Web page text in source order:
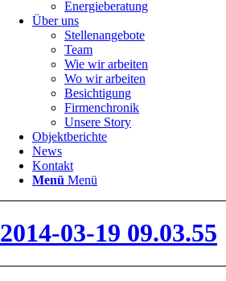
Energieberatung
Über uns
Stellenangebote
Team
Wie wir arbeiten
Wo wir arbeiten
Besichtigung
Firmenchronik
Unsere Story
Objektberichte
News
Kontakt
Menü Menü
2014-03-19 09.03.55